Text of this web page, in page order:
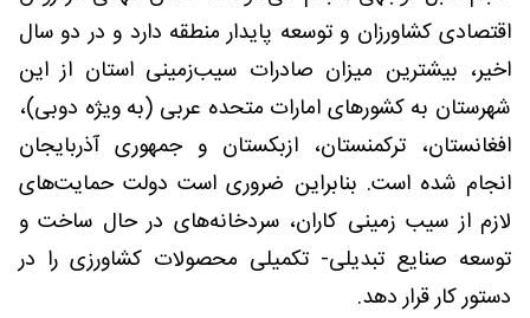
اقتصادی کشاورزان و توسعه پایدار منطقه دارد و در دو سال
اخیر، بیشترین میزان صادرات سیب‌زمینی استان از این
شهرستان به کشورهای امارات متحده عربی (به ویژه دوبی)،
افغانستان، ترکمنستان، ازبکستان و جمهوری آذربایجان
انجام شده است. بنابراین ضروری است دولت حمایت‌های
لازم از سیب زمینی کاران، سردخانه‌های در حال ساخت و
توسعه صنایع تبدیلی- تکمیلی محصولات کشاورزی را در
دستور کار قرار دهد.